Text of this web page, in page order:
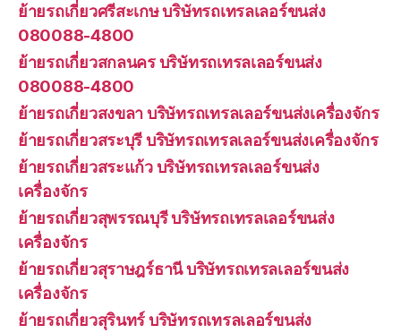
ย้ายรถเกี่ยวศรีสะเกษ บริษัทรถเทรลเลอร์ขนส่ง
080088-4800
ย้ายรถเกี่ยวสกลนคร บริษัทรถเทรลเลอร์ขนส่ง
080088-4800
ย้ายรถเกี่ยวสงขลา บริษัทรถเทรลเลอร์ขนส่งเครื่องจักร
ย้ายรถเกี่ยวสระบุรี บริษัทรถเทรลเลอร์ขนส่งเครื่องจักร
ย้ายรถเกี่ยวสระแก้ว บริษัทรถเทรลเลอร์ขนส่ง
เครื่องจักร
ย้ายรถเกี่ยวสุพรรณบุรี บริษัทรถเทรลเลอร์ขนส่ง
เครื่องจักร
ย้ายรถเกี่ยวสุราษฎร์ธานี บริษัทรถเทรลเลอร์ขนส่ง
เครื่องจักร
ย้ายรถเกี่ยวสุรินทร์ บริษัทรถเทรลเลอร์ขนส่ง